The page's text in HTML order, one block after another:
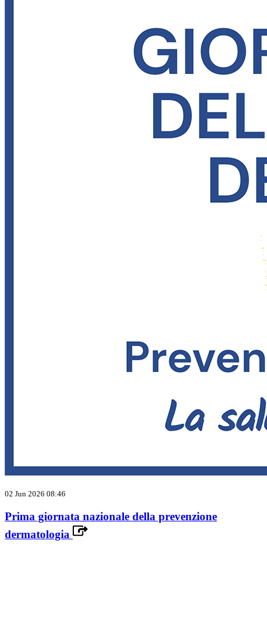
02 Jun 2026 08:46
Prima giornata nazionale della prevenzione
dermatologia